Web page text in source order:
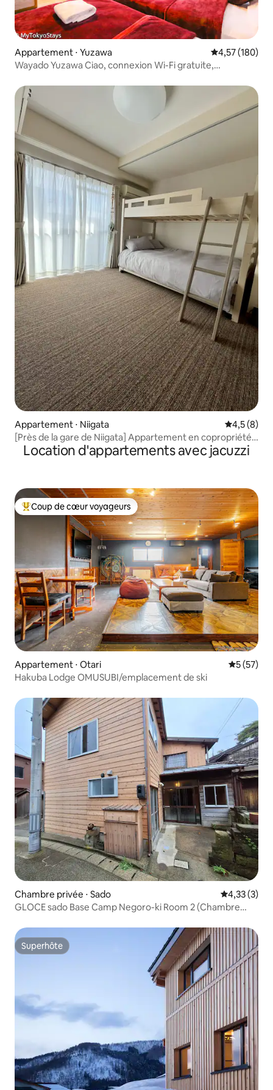
Appartement ⋅ Yuzawa Évaluation
4,57 (180)
Wayado Yuzawa Ciao, connexion Wi-Fi gratuite,
Appartement ⋅ Niigata Évaluation
4,5 (8)
[Près de la gare de Niigata] Appartement en copropriété
dans l’arrondissement de Chūō, ville de Niigata
Location d'appartements avec jacuzzi
Coups de cœur voyageurs les plus appréciés
Coup de cœur voyageurs
Appartement ⋅ Otari
5 (57)
Hakuba Lodge OMUSUBI/emplacement de ski
Chambre privée ⋅ Sado Évaluation
4,33 (3)
GLOCE sado Base Camp Negoro-ki Room 2 (Chambre
Superhôte
Superhôte